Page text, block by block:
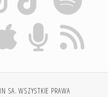
SA. WSZYSTKIE PRAWA